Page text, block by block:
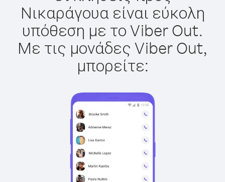
Νικαράγουα είναι εύκολη
υπόθεση με το Viber Out.
Με τις μονάδες Viber Out,
μπορείτε: